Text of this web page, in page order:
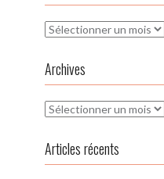
Archives
Archives
Archives
Articles récents